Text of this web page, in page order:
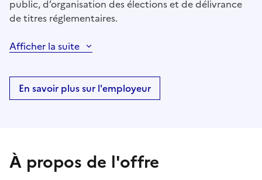
public, d’organisation des élections et de délivrance
de titres réglementaires.
Afficher la suite
En savoir plus sur l'employeur
À propos de l'offre